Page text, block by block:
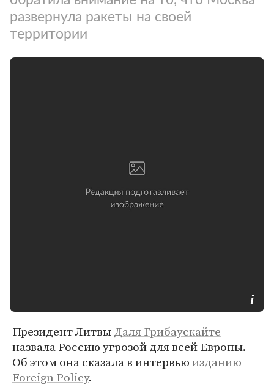
развернула ракеты на своей
территории
Президент ЛитвыДаля Грибаускайте
назвала Россию угрозой для всей Европы.
Об этом она сказала в интервьюизданию
Foreign Policy.